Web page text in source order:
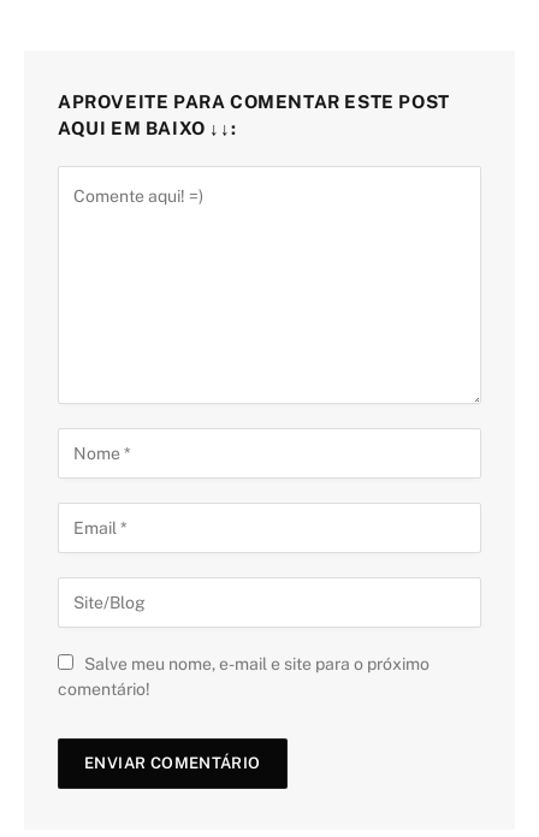
APROVEITE PARA COMENTAR ESTE POST
AQUI EM BAIXO ↓↓:
Salve meu nome, e-mail e site para o próximo
comentário!